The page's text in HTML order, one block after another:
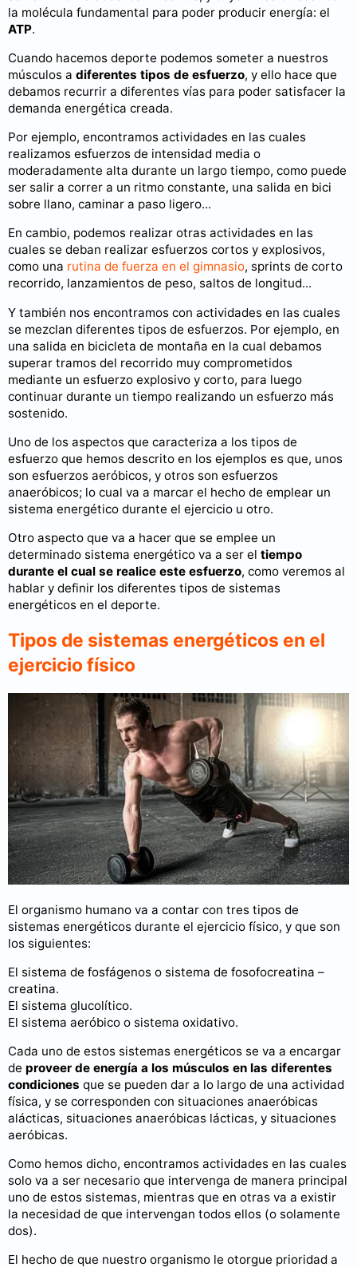
la molécula fundamental para poder producir energía: el
ATP.
Cuando hacemos deporte podemos someter a nuestros
músculos a diferentes tipos de esfuerzo, y ello hace que
debamos recurrir a diferentes vías para poder satisfacer la
demanda energética creada.
Por ejemplo, encontramos actividades en las cuales
realizamos esfuerzos de intensidad media o
moderadamente alta durante un largo tiempo, como puede
ser salir a correr a un ritmo constante, una salida en bici
sobre llano, caminar a paso ligero...
En cambio, podemos realizar otras actividades en las
cuales se deban realizar esfuerzos cortos y explosivos,
como una rutina de fuerza en el gimnasio, sprints de corto
recorrido, lanzamientos de peso, saltos de longitud...
Y también nos encontramos con actividades en las cuales
se mezclan diferentes tipos de esfuerzos. Por ejemplo, en
una salida en bicicleta de montaña en la cual debamos
superar tramos del recorrido muy comprometidos
mediante un esfuerzo explosivo y corto, para luego
continuar durante un tiempo realizando un esfuerzo más
sostenido.
Uno de los aspectos que caracteriza a los tipos de
esfuerzo que hemos descrito en los ejemplos es que, unos
son esfuerzos aeróbicos, y otros son esfuerzos
anaeróbicos; lo cual va a marcar el hecho de emplear un
sistema energético durante el ejercicio u otro.
Otro aspecto que va a hacer que se emplee un
determinado sistema energético va a ser el tiempo
durante el cual se realice este esfuerzo, como veremos al
hablar y definir los diferentes tipos de sistemas
energéticos en el deporte.
Tipos de sistemas energéticos en el
ejercicio físico
El organismo humano va a contar con tres tipos de
sistemas energéticos durante el ejercicio físico, y que son
los siguientes:
El sistema de fosfágenos o sistema de fosofocreatina –
creatina.
El sistema glucolítico.
El sistema aeróbico o sistema oxidativo.
Cada uno de estos sistemas energéticos se va a encargar
de proveer de energía a los músculos en las diferentes
condiciones que se pueden dar a lo largo de una actividad
física, y se corresponden con situaciones anaeróbicas
alácticas, situaciones anaeróbicas lácticas, y situaciones
aeróbicas.
Como hemos dicho, encontramos actividades en las cuales
solo va a ser necesario que intervenga de manera principal
uno de estos sistemas, mientras que en otras va a existir
la necesidad de que intervengan todos ellos (o solamente
dos).
El hecho de que nuestro organismo le otorgue prioridad a